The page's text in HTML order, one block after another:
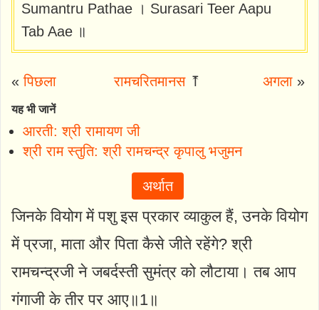
Sumantru Pathae । Surasari Teer Aapu
Tab Aae ॥
«पिछला रामचरितमानस⤒ अगला»
यह भी जानें
आरती: श्री रामायण जी
श्री राम स्तुति: श्री रामचन्द्र कृपालु भजुमन
अर्थात
जिनके वियोग में पशु इस प्रकार व्याकुल हैं, उनके वियोग
में प्रजा, माता और पिता कैसे जीते रहेंगे? श्री
रामचन्द्रजी ने जबर्दस्ती सुमंत्र को लौटाया। तब आप
गंगाजी के तीर पर आए॥1॥